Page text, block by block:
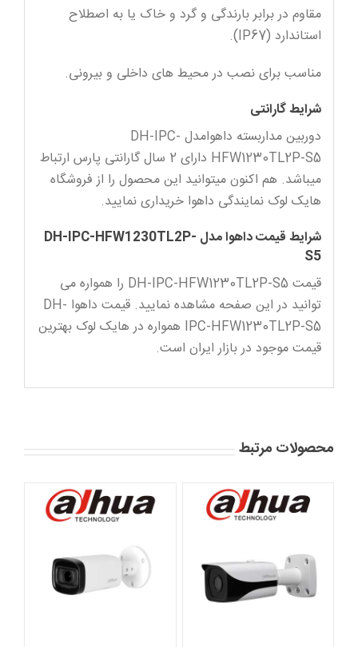
مقاوم در برابر بارندگی و گرد و خاک یا به اصطلاح
استاندارد (IP67).
مناسب برای نصب در محیط های داخلی و بیرونی.
شرایط گارانتی
دوربین مداربسته داهوامدل DH-IPC-
HFW1230TL2P-S5 دارای 2 سال گارانتی پارس ارتباط
میباشد. هم اکنون میتوانید این محصول را از فروشگاه
هایک لوک نمایندگی داهوا خریداری نمایید.
شرایط قیمت داهوا مدل DH-IPC-HFW1230TL2P-
S5
قیمت DH-IPC-HFW1230TL2P-S5 را همواره می
توانید در این صفحه مشاهده نمایید. قیمت داهوا DH-
IPC-HFW1230TL2P-S5 همواره در هایک لوک بهترین
قیمت موجود در بازار ایران است.
محصولات مرتبط